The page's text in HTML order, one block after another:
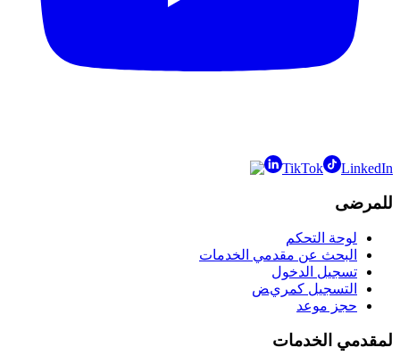
TikTok LinkedIn
للمرضى
لوحة التحكم
البحث عن مقدمي الخدمات
تسجيل الدخول
التسجيل كمريض
حجز موعد
لمقدمي الخدمات